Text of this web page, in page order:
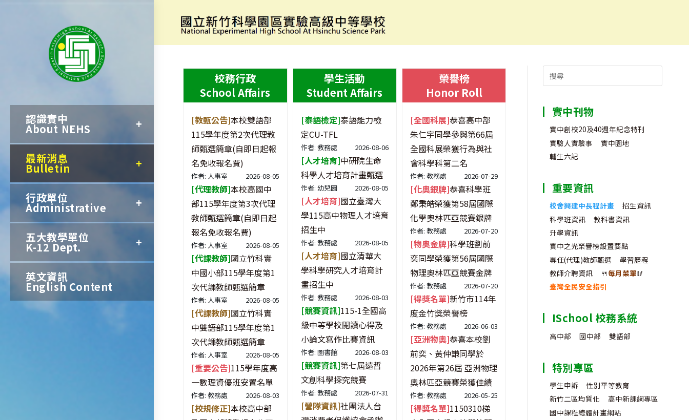
至
認識實中
About NEHS
最新消息
Bulletin
行政單位
Administrative
五大教學單位
K-12 Dept.
英文資訊
English Content
最新消息
校務行政
School Affairs
[教甄公告]本校雙語部
115學年度第2次代理教
師甄選簡章(自即日起報
名免收報名費)
作者: 人事室 2026-08-05
[代理教師]本校高國中
部115學年度第3次代理
教師甄選簡章(自即日起
報名免收報名費)
作者: 人事室 2026-08-05
[代課教師]國立竹科實
中國小部115學年度第1
次代課教師甄選簡章
作者: 人事室 2026-08-05
[代課教師]國立竹科實
中雙語部115學年度第1
次代課教師甄選簡章
作者: 人事室 2026-08-05
[重要公告]115學年度高
一數理資優班安置名單
作者: 教務處 2026-08-03
[校規修正]本校高中部
學生活動
Student Affairs
[泰語檢定]泰語能力檢
定CU-TFL
作者: 教務處 2026-08-06
[人才培育]中研院生命
科學人才培育計畫甄選
作者: 幼兒園 2026-08-05
[人才培育]國立臺灣大
學115高中物理人才培育
招生中
作者: 教務處 2026-08-05
[人才培育]國立清華大
學科學研究人才培育計
畫招生中
作者: 教務處 2026-08-03
[競賽資訊]115-1全國高
級中等學校閱讀心得及
小論文寫作比賽資訊
作者: 圖書館 2026-08-03
[競賽資訊]第七屆遠哲
文創科學探究競賽
作者: 教務處 2026-07-31
[營隊資訊]社團法人台
榮譽榜
Honor Roll
[全國科展]恭喜高中部
朱仁宇同學參與第66屆
全國科展榮獲行為與社
會科學科第二名
作者: 教務處 2026-07-29
[化奧銀牌]恭喜科學班
鄭秉皓榮獲第58屆國際
化學奧林匹亞競賽銀牌
作者: 教務處 2026-07-20
[物奧金牌]科學班劉前
奕同學榮獲第56屆國際
物理奧林匹亞競賽金牌
作者: 教務處 2026-07-20
[得獎名單]新竹市114年
度金竹獎榮譽榜
作者: 教務處 2026-06-03
[亞洲物奧]恭喜本校劉
前奕、黃仲謙同學於
2026年第26屆 亞洲物理
奧林匹亞競賽榮獲佳績
作者: 教務處 2026-05-25
[得獎名單]1150310梯
Search
for:
實中刊物
實中創校20及40週年紀念特刊
實驗人實驗事
實中園地
輔生六記
重要資訊
校舍興建中長程計畫
招生資訊
科學班資訊
教科書資訊
升學資訊
實中之光榮譽榜設置要點
專任(代理)教師甄選
學習歷程
教師介聘資訊
🍴每月菜單🥢
臺灣全民安全指引
ISchool 校務系統
高中部 國中部 雙語部
特別專區
學生申訴
性別平等教育
新竹二區均質化
高中新課綱專區
國中課程總體計畫網站